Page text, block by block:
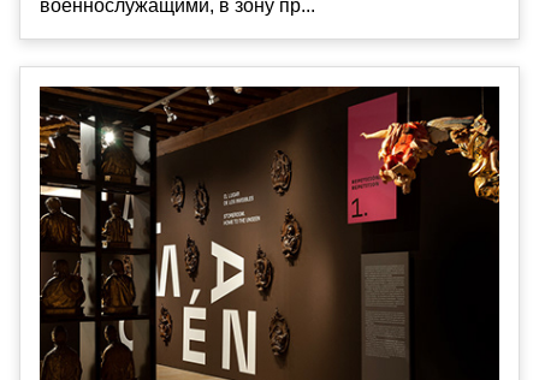
военнослужащими, в зону пр...